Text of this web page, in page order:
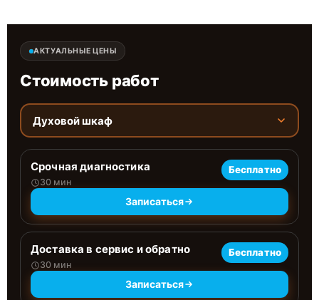
АКТУАЛЬНЫЕ ЦЕНЫ
Стоимость работ
Духовой шкаф
Срочная диагностика
30 мин
Бесплатно
Записаться
Доставка в сервис и обратно
30 мин
Бесплатно
Записаться